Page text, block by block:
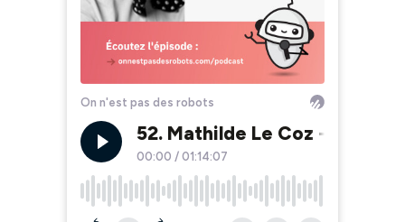
On n'est pas des robots
52. Mathilde Le Coz -
00:00 / 01:14:07